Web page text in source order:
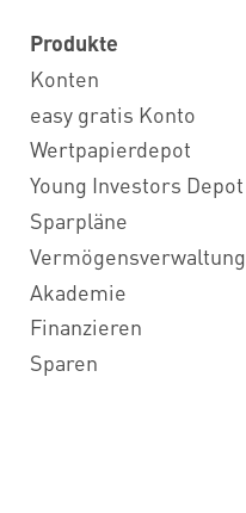
Produkte
Konten
easy gratis Konto
Wertpapierdepot
Young Investors Depot
Sparpläne
Vermögensverwaltung
Akademie
Finanzieren
Sparen